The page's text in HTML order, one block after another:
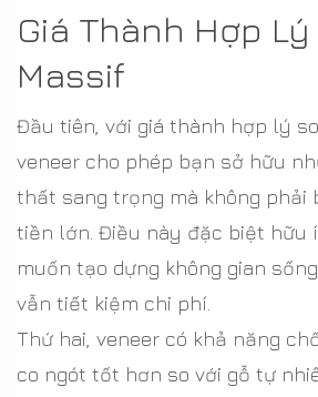
Giá Thành Hợp Lý
Massif
Đầu tiên, với giá thành hợp lý
veneer cho phép bạn sở hữu
thất sang trọng mà không phải
tiền lớn. Điều này đặc biệt hữu
muốn tạo dựng không gian
vẫn tiết kiệm chi phí.
Thứ hai, veneer có khả năng
co ngót tốt hơn so với gỗ tự